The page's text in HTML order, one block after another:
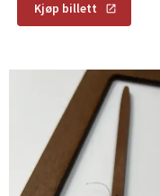
Kjøp billett